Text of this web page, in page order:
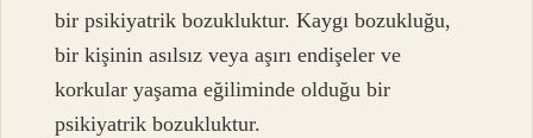
bir psikiyatrik bozukluktur. Kaygı bozukluğu,
bir kişinin asılsız veya aşırı endişeler ve
korkular yaşama eğiliminde olduğu bir
psikiyatrik bozukluktur.